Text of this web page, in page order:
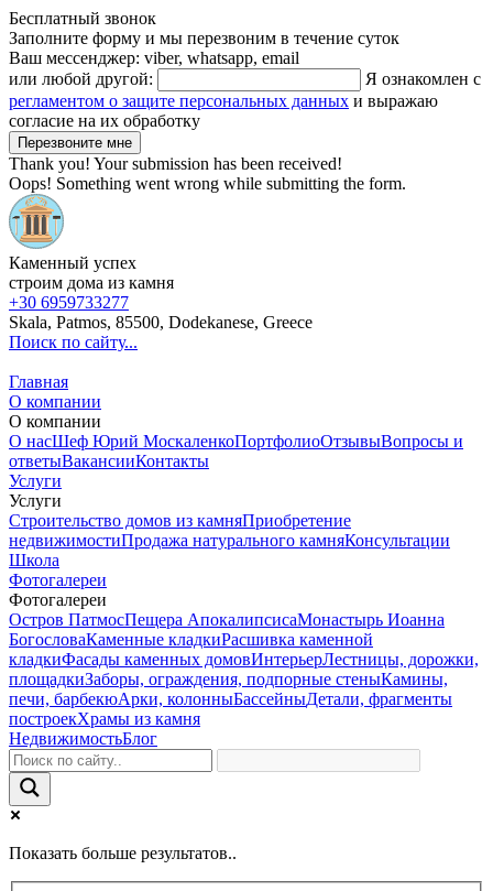
Бесплатный звонок
Заполните форму и мы перезвоним в течение суток
Ваш мессенджер: viber, whatsapp, email
или любой другой:
Я ознакомлен с
регламентом о защите персональных данных и выражаю
согласие на их обработку
Thank you! Your submission has been received!
Oops! Something went wrong while submitting the form.
Каменный успех
строим дома из камня
+30 6959733277
Skala, Patmos, 85500, Dodekanese, Greece
Поиск по сайту...
Главная
О компании
О компании
О насШеф Юрий МоскаленкоПортфолиоОтзывыВопросы и
ответыВакансииКонтакты
Услуги
Услуги
Строительство домов из камняПриобретение
недвижимостиПродажа натурального камняКонсультации
Школа
Фотогалереи
Фотогалереи
Остров ПатмосПещера АпокалипсисаМонастырь Иоанна
БогословаКаменные кладкиРасшивка каменной
кладкиФасады каменных домовИнтерьерЛестницы, дорожки,
площадкиЗаборы, ограждения, подпорные стеныКамины,
печи, барбекюАрки, колонныБассейныДетали, фрагменты
построекХрамы из камня
НедвижимостьБлог
Показать больше результатов..